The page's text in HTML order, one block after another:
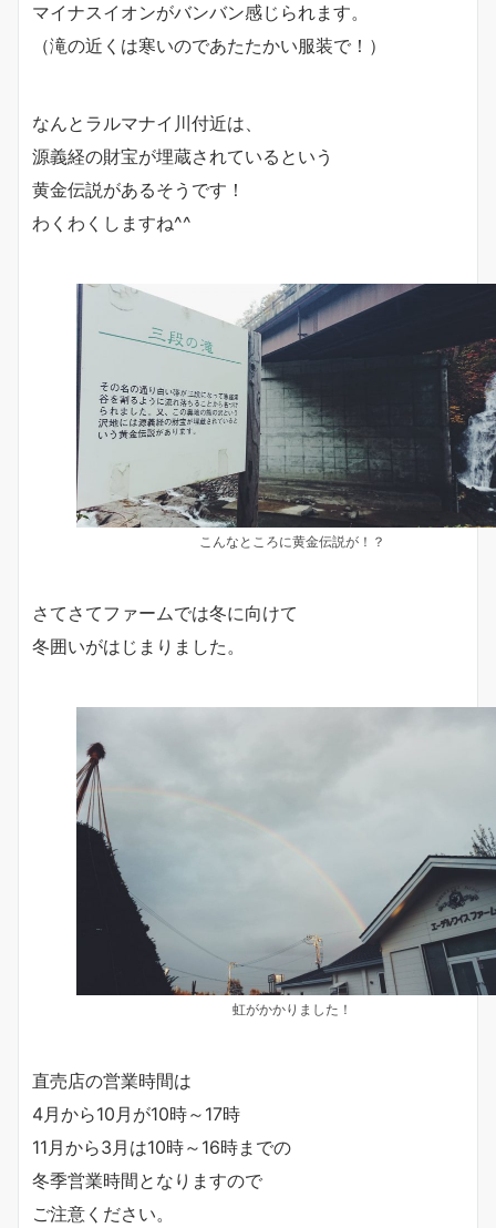
マイナスイオンがバンバン感じられます。
（滝の近くは寒いのであたたかい服装で！）
なんとラルマナイ川付近は、
源義経の財宝が埋蔵されているという
黄金伝説があるそうです！
わくわくしますね^^
こんなところに黄金伝説が！？
さてさてファームでは冬に向けて
冬囲いがはじまりました。
虹がかかりました！
直売店の営業時間は
4月から10月が10時～17時
11月から3月は10時～16時までの
冬季営業時間となりますので
ご注意ください。